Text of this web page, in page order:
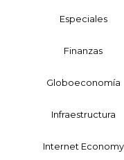
Especiales
Finanzas
Globoeconomía
Infraestructura
Internet Economy